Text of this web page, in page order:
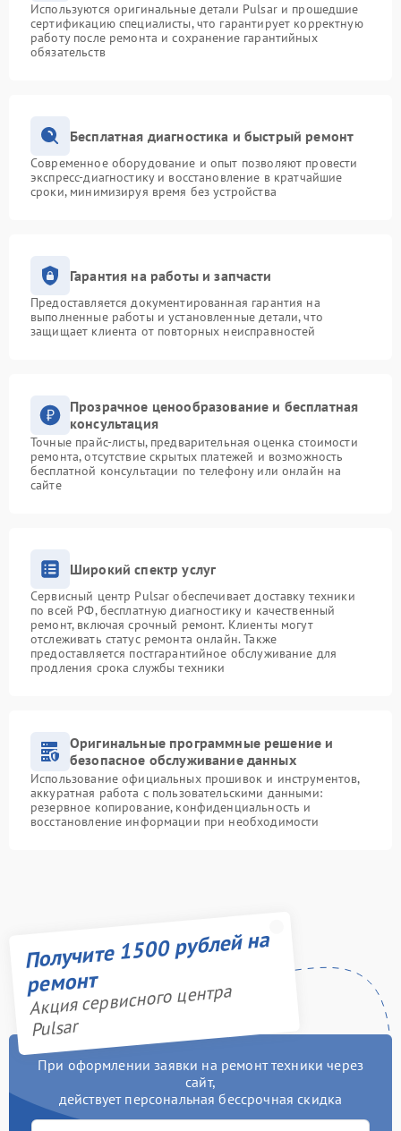
Используются оригинальные детали Pulsar и прошедшие
сертификацию специалисты, что гарантирует корректную
работу после ремонта и сохранение гарантийных
обязательств
Бесплатная диагностика и быстрый ремонт
Современное оборудование и опыт позволяют провести
экспресс-диагностику и восстановление в кратчайшие
сроки, минимизируя время без устройства
Гарантия на работы и запчасти
Предоставляется документированная гарантия на
выполненные работы и установленные детали, что
защищает клиента от повторных неисправностей
Прозрачное ценообразование и бесплатная
консультация
Точные прайс-листы, предварительная оценка стоимости
ремонта, отсутствие скрытых платежей и возможность
бесплатной консультации по телефону или онлайн на
сайте
Широкий спектр услуг
Сервисный центр Pulsar обеспечивает доставку техники
по всей РФ, бесплатную диагностику и качественный
ремонт, включая срочный ремонт. Клиенты могут
отслеживать статус ремонта онлайн. Также
предоставляется постгарантийное обслуживание для
продления срока службы техники
Оригинальные программные решение и
безопасное обслуживание данных
Использование официальных прошивок и инструментов,
аккуратная работа с пользовательскими данными:
резервное копирование, конфиденциальность и
восстановление информации при необходимости
Получите 1500 рублей на
ремонт
Акция сервисного центра
Pulsar
При оформлении заявки на ремонт техники через
сайт,
действует персональная бессрочная скидка